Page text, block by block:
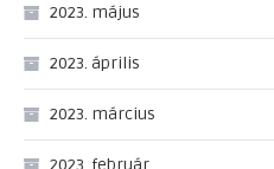
2023. május
2023. április
2023. március
2023. február